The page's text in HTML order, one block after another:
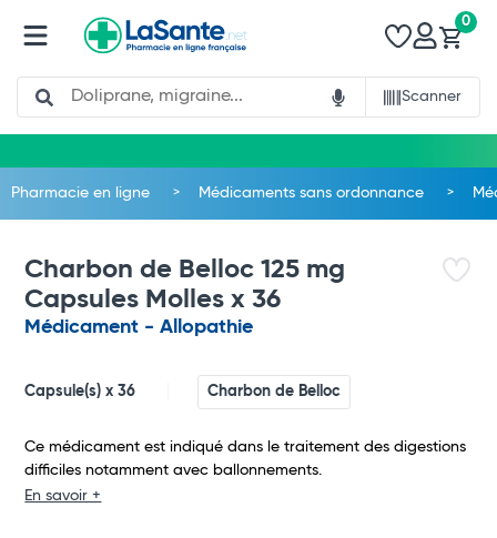
Search
Scanner
0
Pharmacie en ligne Médicaments sans ordonnance
Charbon de Belloc 125 mg
Capsules Molles x 36
Médicament - Allopathie
Capsule(s) x 36 Charbon de Belloc
Ce médicament est indiqué dans le traitement des digestions
difficiles notamment avec ballonnements.
En savoir +